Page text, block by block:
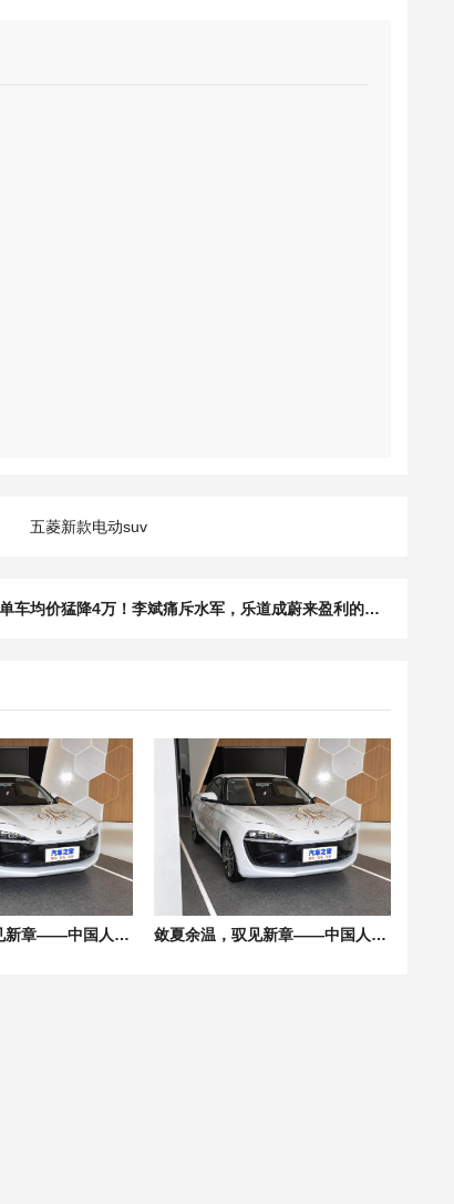
五菱新款电动suv
下一篇：单车均价猛降4万！李斌痛斥水军，乐道成蔚来盈利的希望？
敛夏余温，驭见新章——中国人保携手亳州市英豪汽车购车嘉年华 敛夏余温，驭见新章——中国人保携手亳州零动汽车购车嘉年华